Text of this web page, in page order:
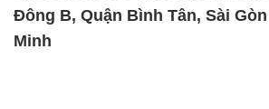
Đông B, Quận Bình Tân, Sài Gòn
Minh